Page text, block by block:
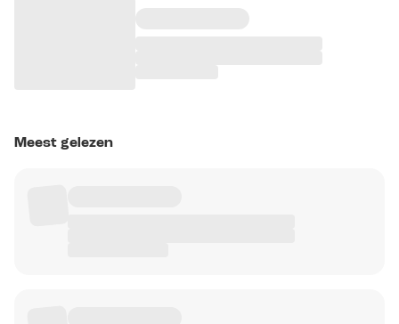
Meest gelezen